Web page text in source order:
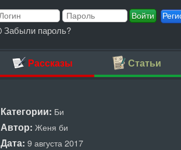
Забыли пароль?
Рассказы Статьи
Категории: Би
Автор: Женя би
Дата: 9 августа 2017